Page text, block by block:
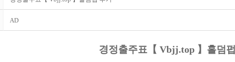
AD
경정출주표【 Vbjj.top 】홀덤펍